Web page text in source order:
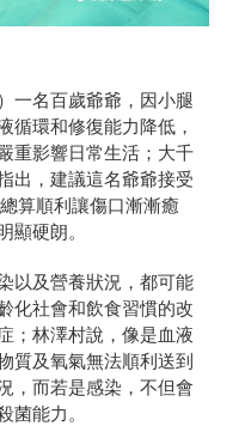
一名百歲爺爺，因小腿
循環和修復能力降低，
重影響日常生活；大千
出，建議這名爺爺接受
算順利讓傷口漸漸癒
硬朗。
以及營養狀況，都可能
化社會和飲食習慣的改
；林澤村說，像是血液
質及氧氣無法順利送到
，而若是感染，不但會
能力。